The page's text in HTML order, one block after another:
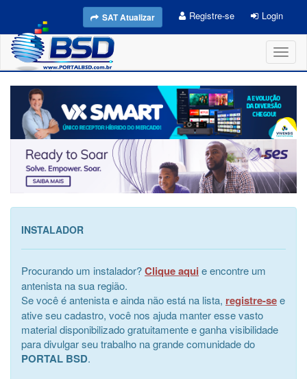
SAT Atualizar Registre-se Login
INSTALADOR
Procurando um instalador?Clique aqui e encontre um
antenista na sua região.
Se você é antenista e ainda não está na lista, registre-see
ative seu cadastro, você nos ajuda manter esse vasto
material disponibilizado gratuitamente e ganha visibilidade
para divulgar seu trabalho na grande comunidade do
PORTAL BSD.